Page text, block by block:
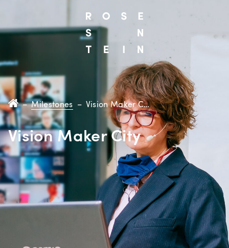
– Milestones – Vision Maker City
Vision Maker City